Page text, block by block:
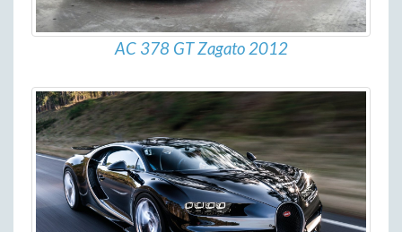
AC 378 GT Zagato 2012